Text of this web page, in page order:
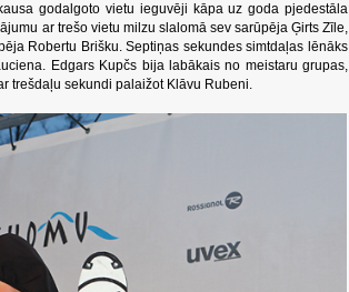
godalgoto vietu ieguvēji kāpa uz goda pjedestāla
ar trešo vietu milzu slalomā sev sarūpēja Ģirts Zīle,
Robertu Brišku. Septiņas sekundes simtdaļas lēnāks
Edgars Kupčs bija labākais no meistaru grupas,
trešdaļu sekundi palaižot Klāvu Rubeni.